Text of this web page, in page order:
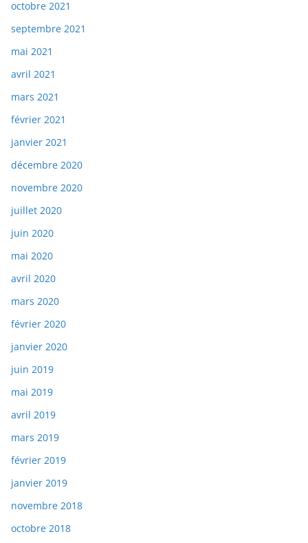
octobre 2021
septembre 2021
mai 2021
avril 2021
mars 2021
février 2021
janvier 2021
décembre 2020
novembre 2020
juillet 2020
juin 2020
mai 2020
avril 2020
mars 2020
février 2020
janvier 2020
juin 2019
mai 2019
avril 2019
mars 2019
février 2019
janvier 2019
novembre 2018
octobre 2018